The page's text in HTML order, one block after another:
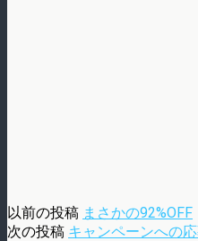
以前の投稿 まさかの92%OFF
次の投稿 キャンペーンへの